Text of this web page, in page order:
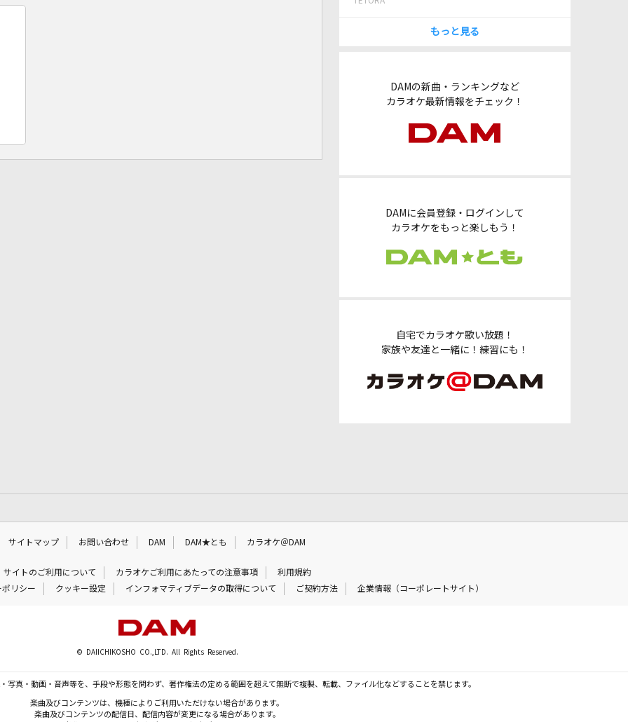
もっと見る
DAMの新曲・ランキングなど
カラオケ最新情報をチェック！
DAMに会員登録・ログインして
カラオケをもっと楽しもう！
自宅でカラオケ歌い放題！
家族や友達と一緒に！練習にも！
サイトマップ お問い合わせ DAM DAM★とも カラオケ＠DAM
サイトのご利用について カラオケご利用にあたっての注意事項
利用規約
リシー
クッキー設定 インフォマティブデータの取得について ご契約方法 企業情報（コーポレートサイト）
© DAIICHIKOSHO CO.,LTD. All Rights Reserved.
写真・動画・音声等を、手段や形態を問わず、著作権法の定める範囲を超えて無断で複製、転載、ファイル化などすることを禁じます。
楽曲及びコンテンツは、機種によりご利用いただけない場合があります。
楽曲及びコンテンツの配信日、配信内容が変更になる場合があります。